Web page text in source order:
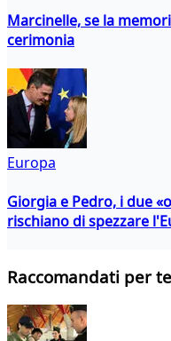
Marcinelle, se la
cerimonia
Europa
Giorgia e Pedro, i due
rischiano di spezzare
Raccomandati per te